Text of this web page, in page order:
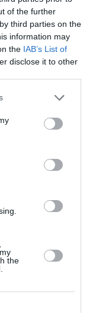
of the further
third parties on the
information may
the IAB’s List of
disclose it to other
the
Google News
νέα για